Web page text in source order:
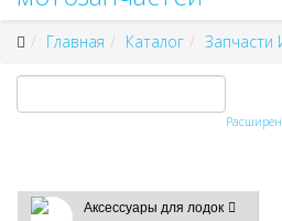
Главная Каталог Запчасти
Аксессуары для лодок